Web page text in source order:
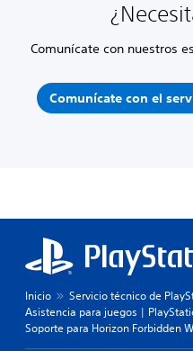
Comunícate con nuestros
Comunícate con el
Inicio
Servicio técnico de
Asistencia para juegos |
Soporte para Horizon Forbidden